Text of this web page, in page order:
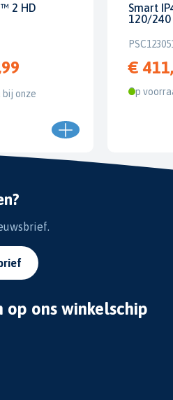
2 HD
onze
Smart
120/240
€
Op
op ons winkelschip